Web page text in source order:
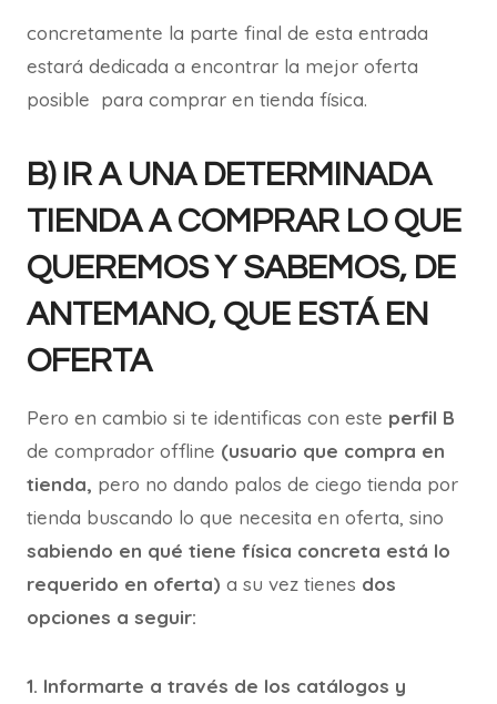
concretamente la parte final de esta entrada
estará dedicada a encontrar la mejor oferta
posible para comprar en tienda física.
B) IR A UNA DETERMINADA
TIENDA A COMPRAR LO QUE
QUEREMOS Y SABEMOS, DE
ANTEMANO, QUE ESTÁ EN
OFERTA
Pero en cambio si te identificas con este perfil B
de comprador offline (usuario que compra en
tienda, pero no dando palos de ciego tienda por
tienda buscando lo que necesita en oferta, sino
sabiendo en qué tiene física concreta está lo
requerido en oferta) a su vez tienes dos
opciones a seguir:
1. Informarte a través de los catálogos y